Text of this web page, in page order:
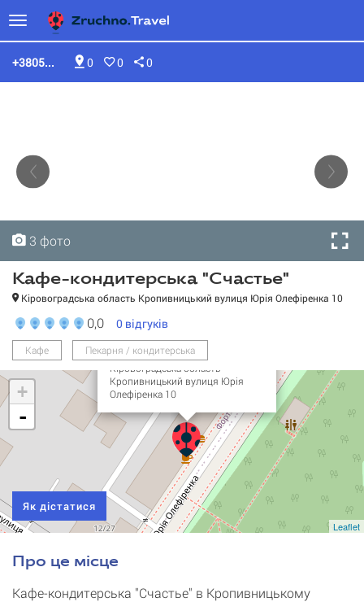
0 0 0
+3805...
3 фото
3 фото
3 фото
Кафе-кондитерська "Счастье"
Кіровоградська область Кропивницький вулиця Юрія Олефіренка 10
0,0 0 відгуків
Кафе Пекарня / кондитерська
Кафе-кондитерська
"Счастье"
Кіровоградська область
Кропивницький вулиця Юрія
Олефіренка 10
+
-
Leaflet
Як дістатися
Про це місце
Кафе-кондитерська "Счастье" в Кропивницькому